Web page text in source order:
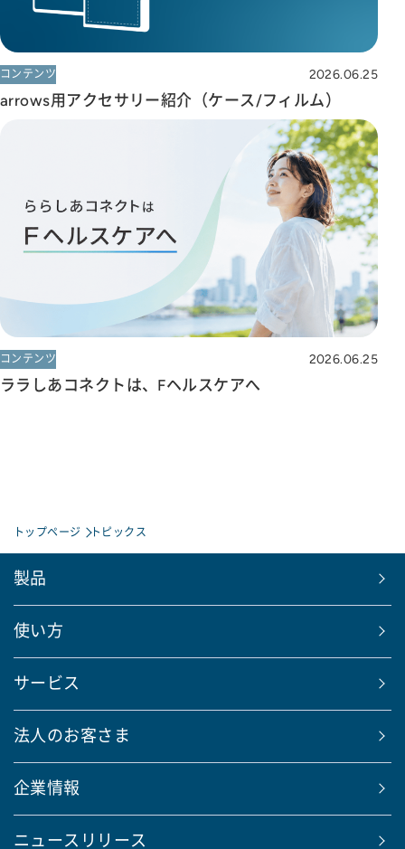
コンテンツ 2026.06.25
arrows用アクセサリー紹介（ケース/フィルム）
コンテンツ 2026.06.25
ララしあコネクトは、Fヘルスケアへ
トップページ トピックス
製品
使い方
サービス
法人のお客さま
企業情報
ニュースリリース